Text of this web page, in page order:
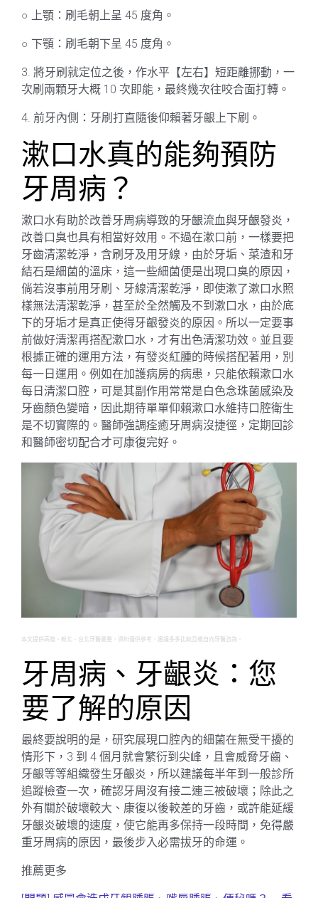
○ 上顎：刷毛朝上呈 45 度角。
○ 下顎：刷毛朝下呈 45 度角。
3. 將牙刷就定位之後，作水平【左右】短距離挪動，一
次刷兩顆牙大概 10 次即能，最終幾次往咬合面打轉。
4. 前牙內側：牙刷打直隨後仰賴著牙齦上下刷。
漱口水真的能夠預防
牙周病？
漱口水有助於改善牙周病導致的牙齦流血與牙齦發炎，
改善口臭也具有相當好效用。不過在漱口前，一樣要把
牙齒清潔乾淨，含刷牙及用牙線，由於牙垢、菜渣和牙
結石是細菌的溫床，這一些細菌便是出現口臭的原因，
倘若沒事前用牙刷、牙線清潔乾淨，即使漱了漱口水照
樣無法清潔乾淨，甚至於全然觸及不到漱口水，由於底
下的牙垢才是真正使得牙齦發炎的原因。所以一定要事
前做好清潔再搭配漱口水，才有出色清潔功效。並且要
根據正確的運用方法，有發炎紅腫的時候搭配著用，別
每一日運用。例如在加護病房的病患，只能依賴漱口水
每日清潔口腔，可是其副作用常常是白色念珠菌感染及
牙齒顏色變暗，因此期待單單仰賴漱口水維持口腔衛生
是不切實際的。醫師強調痊癒牙周病沒捷徑，定期回診
和醫師密切配合才可康復完好。
本文提供高雄、新北、台北牙醫彙整，資料僅供參考，建議多多比較且親自向牙醫咨詢。
牙周病、牙齦炎：您
要了解的原因
最終要說明的是，研究展現口腔內的細菌在無受干擾的
情形下，3 到 4 個月就會繁衍到尖峰，且會威脅牙齒、
牙齦等等組織發生牙齦炎，所以建議每半年到一般診所
追蹤檢查一次，確認牙周沒有接二連三被破壞；除此之
外有關於破壞較大、康復以後較差的牙齒，或許能延緩
牙齦炎破壞的速度，使它能再多保持一段時間，免得嚴
重牙周病的原因，最後步入必需拔牙的命運。
推薦更多